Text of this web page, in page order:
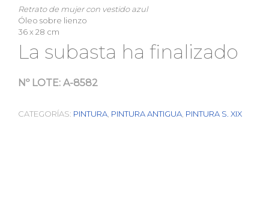
Retrato de mujer con vestido azul
Óleo sobre lienzo
36 x 28 cm
La subasta ha finalizado
Nº LOTE: A-8582
CATEGORÍAS: PINTURA, PINTURA ANTIGUA, PINTURA S. XIX